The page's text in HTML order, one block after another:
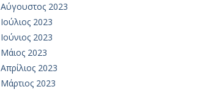
Αύγουστος 2023
Ιούλιος 2023
Ιούνιος 2023
Μάιος 2023
Απρίλιος 2023
Μάρτιος 2023